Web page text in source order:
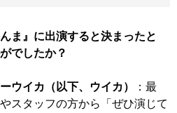
ま』に出演すると決まったと
でしたか？
ウイカ（以下、ウイカ）
：最
スタッフの方から「ぜひ演じて